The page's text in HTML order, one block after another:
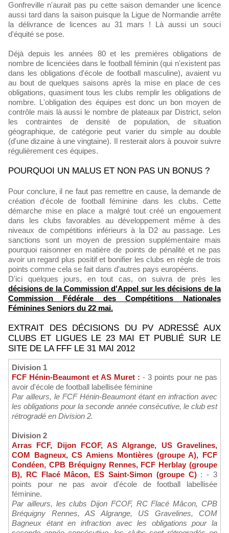
Gonfreville n'aurait pas pu cette saison demander une licence
aussi tard dans la saison puisque la Ligue de Normandie arrête
la délivrance de licences au 31 mars ! Là aussi un souci
d'équité se pose.
Déjà depuis les années 80 et les premières obligations de
nombre de licenciées dans le football féminin (qui n'existent pas
dans les obligations d'école de football masculine), avaient vu
au bout de quelques saisons après la mise en place de ces
obligations, quasiment tous les clubs remplir les obligations de
nombre. L'obligation des équipes est donc un bon moyen de
contrôle mais là aussi le nombre de plateaux par District, selon
les contraintes de densité de population, de situation
géographique, de catégorie peut varier du simple au double
(d'une dizaine à une vingtaine). Il resterait alors à pouvoir suivre
régulièrement ces équipes.
POURQUOI UN MALUS ET NON PAS UN BONUS ?
Pour conclure, il ne faut pas remettre en cause, la demande de
création d'école de football féminine dans les clubs. Cette
démarche mise en place a malgré tout créé un engouement
dans les clubs favorables au développement même à des
niveaux de compétitions inférieurs à la D2 au passage. Les
sanctions sont un moyen de pression supplémentaire mais
pourquoi raisonner en matière de points de pénalité et ne pas
avoir un regard plus positif et bonifier les clubs en règle de trois
points comme cela se fait dans d'autres pays européens.
D'ici quelques jours, en tout cas, on suivra de près les
décisions de la Commission d'Appel sur les décisions de la
Commission Fédérale des Compétitions Nationales
Féminines Seniors du 22 mai.
EXTRAIT DES DÉCISIONS DU PV ADRESSÉ AUX
CLUBS ET LIGUES LE 23 MAI ET PUBLIÉ SUR LE
SITE DE LA FFF LE 31 MAI 2012
Division 1
FCF Hénin-Beaumont et AS Muret : - 3 points pour ne pas
avoir d'école de football labellisée féminine
Par ailleurs, le FCF Hénin-Beaumont étant en infraction avec
les obligations pour la seconde année consécutive, le club est
rétrogradé en Division 2.
Division 2
Arras FCF, Dijon FCOF, AS Algrange, US Gravelines,
COM Bagneux, CS Amiens Montières (groupe A), FCF
Condéen, CPB Bréquigny Rennes, FCF Herblay (groupe
B), RC Flacé Mâcon, ES Saint-Simon (groupe C) : - 3
points pour ne pas avoir d'école de football labellisée
féminine.
Par ailleurs, les clubs Dijon FCOF, RC Flacé Mâcon, CPB
Bréquigny Rennes, AS Algrange, US Gravelines, COM
Bagneux étant en infraction avec les obligations pour la